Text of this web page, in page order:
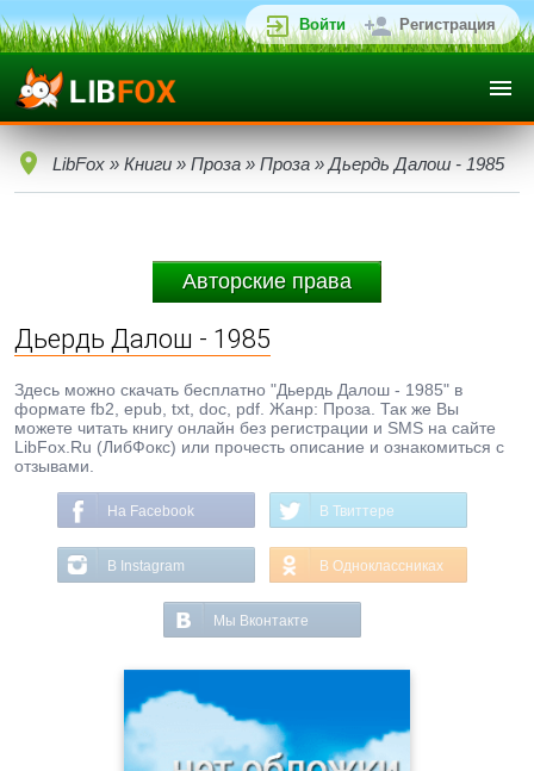
Войти Регистрация
LibFox » Книги » Проза » Проза » Дьердь Далош - 1985
Авторские права
Дьердь Далош - 1985
Здесь можно скачать бесплатно "Дьердь Далош - 1985" в
формате fb2, epub, txt, doc, pdf. Жанр: Проза. Так же Вы
можете читать книгу онлайн без регистрации и SMS на сайте
LibFox.Ru (ЛибФокс) или прочесть описание и ознакомиться с
отзывами.
На Facebook В Твиттере
В Instagram В Одноклассниках
Мы Вконтакте